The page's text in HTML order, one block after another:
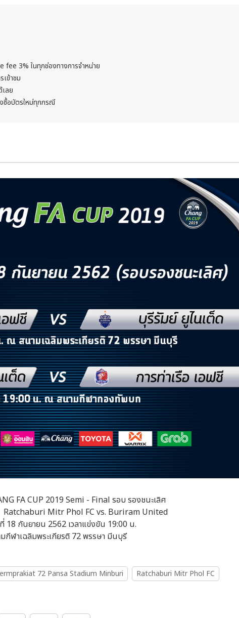
fee 3% ในทุกช่องทางการจำหน่าย
ข้าชม
เลย
ซื้อบัตรใหม่ทุกกรณี
FA CUP 2019 Semi - Final รอบ รองชนะเลิศ
Ratchaburi Mitr Phol FC vs. Buriram United
18 กันยายน 2562 เวลาแข่งขัน 19:00 น.
กีฬาเฉลิมพระเกียรติ 72 พรรษา มีนบุรี
72 Pansa Stadium Minburi
Ratchaburi Mitr Phol FC